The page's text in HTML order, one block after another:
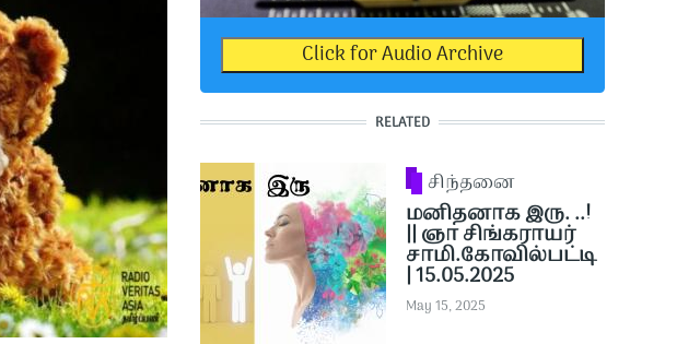
Click for Audio Archive
RELATED
சிந்தனை
மனிதனாக இரு. ..!
|| ஞா சிங்கராயர்
சாமி.கோவில்பட்டி
| 15.05.2025
May 15, 2025